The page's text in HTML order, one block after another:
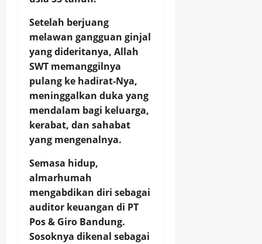
Setelah berjuang
melawan gangguan ginjal
yang dideritanya, Allah
SWT memanggilnya
pulang ke hadirat-Nya,
meninggalkan duka yang
mendalam bagi keluarga,
kerabat, dan sahabat
yang mengenalnya.
Semasa hidup,
almarhumah
mengabdikan diri sebagai
auditor keuangan di PT
Pos & Giro Bandung.
Sosoknya dikenal sebagai